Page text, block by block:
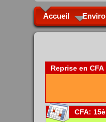
Accueil
Reprise en CFA
CFA: